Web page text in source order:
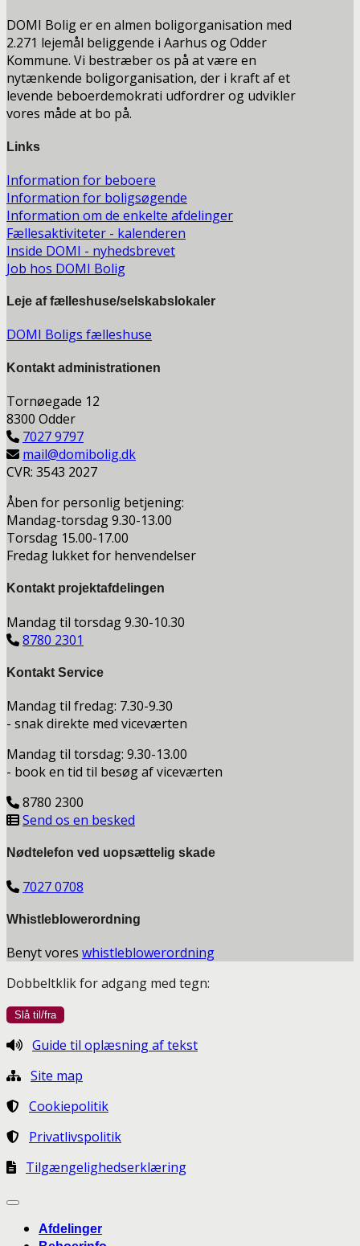
DOMI Bolig er en almen boligorganisation med
2.271 lejemål beliggende i Aarhus og Odder
Kommune. Vi bestræber os på at være en
nytænkende boligorganisation, der i kraft af et
levende beboerdemokrati udfordrer og udvikler
vores måde at bo på.
Links
Information for beboere
Information for boligsøgende
Information om de enkelte afdelinger
Fællesaktiviteter - kalenderen
Inside DOMI - nyhedsbrevet
Job hos DOMI Bolig
Leje af fælleshuse/selskabslokaler
DOMI Boligs fælleshuse
Kontakt administrationen
Tornøegade 12
8300 Odder
7027 9797
mail@domibolig.dk
CVR: 3543 2027
Åben for personlig betjening:
Mandag-torsdag 9.30-13.00
Torsdag 15.00-17.00
Fredag lukket for henvendelser
Kontakt projektafdelingen
Mandag til torsdag 9.30-10.30
8780 2301
Kontakt Service
Mandag til fredag: 7.30-9.30
- snak direkte med viceværten
Mandag til torsdag: 9.30-13.00
- book en tid til besøg af viceværten
8780 2300
Send os en besked
Nødtelefon ved uopsættelig skade
7027 0708
Whistleblowerordning
Benyt vores whistleblowerordning
Dobbeltklik for adgang med tegn:
Guide til oplæsning af tekst
Site map
Cookiepolitik
Privatlivspolitik
Tilgængelighedserklæring
Afdelinger